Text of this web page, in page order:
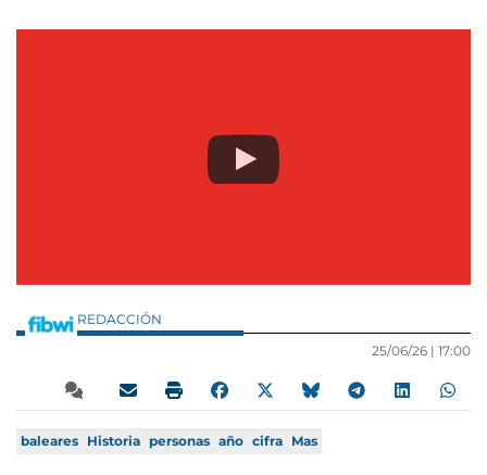
REDACCIÓN
25/06/26 | 17:00
baleares Historia personas año cifra Mas